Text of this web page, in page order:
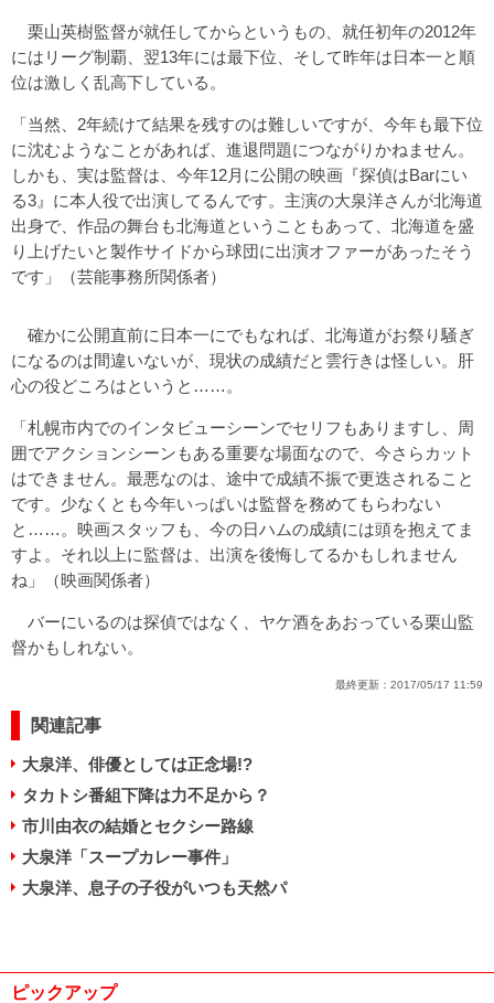
栗山英樹監督が就任してからというもの、就任初年の2012年
にはリーグ制覇、翌13年には最下位、そして昨年は日本一と順
位は激しく乱高下している。
「当然、2年続けて結果を残すのは難しいですが、今年も最下位
に沈むようなことがあれば、進退問題につながりかねません。
しかも、実は監督は、今年12月に公開の映画『探偵はBarにい
る3』に本人役で出演してるんです。主演の大泉洋さんが北海道
出身で、作品の舞台も北海道ということもあって、北海道を盛
り上げたいと製作サイドから球団に出演オファーがあったそう
です」（芸能事務所関係者）
確かに公開直前に日本一にでもなれば、北海道がお祭り騒ぎ
になるのは間違いないが、現状の成績だと雲行きは怪しい。肝
心の役どころはというと……。
「札幌市内でのインタビューシーンでセリフもありますし、周
囲でアクションシーンもある重要な場面なので、今さらカット
はできません。最悪なのは、途中で成績不振で更迭されること
です。少なくとも今年いっぱいは監督を務めてもらわない
と……。映画スタッフも、今の日ハムの成績には頭を抱えてま
すよ。それ以上に監督は、出演を後悔してるかもしれません
ね」（映画関係者）
バーにいるのは探偵ではなく、ヤケ酒をあおっている栗山監
督かもしれない。
最終更新： 2017/05/17 11:59
関連記事
大泉洋、俳優としては正念場!?
タカトシ番組下降は力不足から？
市川由衣の結婚とセクシー路線
大泉洋「スープカレー事件」
大泉洋、息子の子役がいつも天然パ
ピックアップ